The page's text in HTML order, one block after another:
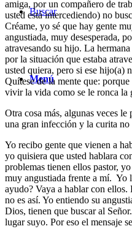
Buscar
Menú
amiga, por un compañero de
usted está intercediendo) no
Créame, yo sé que hay gente
angustiada, muy desesperada,
atravesando su hijo. La
por la situación que estaba
usted quiera, pero si ese hijo(a)
Quítese de la mente que:
vivir la vida como se le ronca la
Otra cosa más, algunas veces
una gran infección y la curita no
Yo recibo gente que vienen a
yo quisiera que usted hablara
problemas tienen ellos pastor,
muy angustiada frente a mí. Yo
ayudo? Vaya a hablar con ellos.
no es así. Yo entiendo su
Dios, tienen que buscar al
lugar suyo. Por eso el mensaje